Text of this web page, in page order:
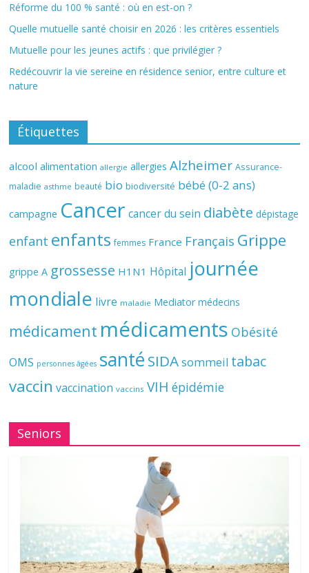
Réforme du 100 % santé : où en est-on ?
Quelle mutuelle santé choisir en 2026 : les critères essentiels
Mutuelle pour les jeunes actifs : que privilégier ?
Redécouvrir la vie sereine en résidence senior, entre culture et
nature
Étiquettes
alcool alimentation allergie allergies Alzheimer Assurance-
maladie asthme beauté bio biodiversité bébé (0-2 ans)
campagne Cancer cancer du sein diabète dépistage
enfant enfants femmes France Français Grippe
grippe A grossesse H1N1 Hôpital journée
mondiale livre maladie Mediator médecins
médicament médicaments Obésité
OMS personnes âgées santé SIDAsommeil tabac
vaccin vaccination vaccins VIH épidémie
Seniors